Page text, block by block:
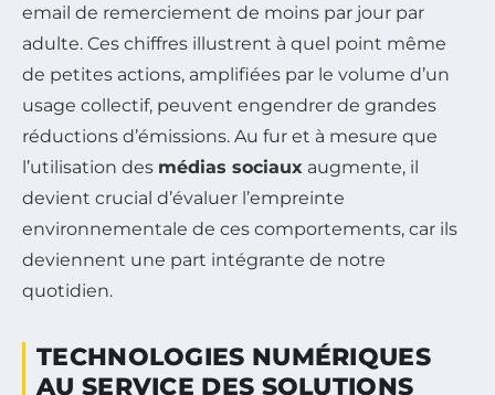
email de remerciement de moins par jour par
adulte. Ces chiffres illustrent à quel point même
de petites actions, amplifiées par le volume d’un
usage collectif, peuvent engendrer de grandes
réductions d’émissions. Au fur et à mesure que
l’utilisation des médias sociaux augmente, il
devient crucial d’évaluer l’empreinte
environnementale de ces comportements, car ils
deviennent une part intégrante de notre
quotidien.
TECHNOLOGIES NUMÉRIQUES
AU SERVICE DES SOLUTIONS